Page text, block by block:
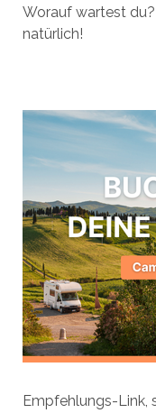
Worauf wartest
natürlich!
Empfehlungs-Link,